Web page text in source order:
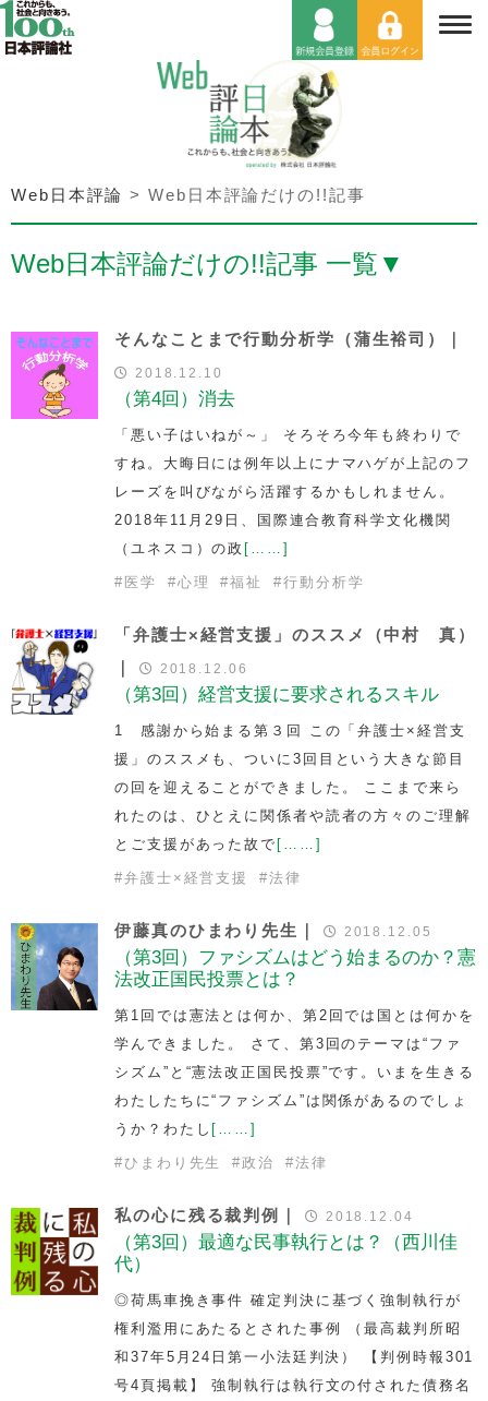
Web日本評論 >Web日本評論だけの!!記事
Web日本評論だけの!!記事 一覧 ▼
そんなことまで行動分析学（蒲生裕司）｜
2018.12.10
（第4回）消去
「悪い子はいねが～」 そろそろ今年も終わりで
すね。大晦日には例年以上にナマハゲが上記のフ
レーズを叫びながら活躍するかもしれません。
2018年11月29日、国際連合教育科学文化機関
（ユネスコ）の政 [……]
# 医学 #心理 #福祉 #行動分析学
「弁護士×経営支援」のススメ（中村 真）
2018.12.06
（第3回）経営支援に要求されるスキル
1 感謝から始まる第３回 この「弁護士×経営支
援」のススメも、ついに3回目という大きな節目
の回を迎えることができました。 ここまで来ら
れたのは、ひとえに関係者や読者の方々のご理解
とご支援があった故で [……]
#弁護士×経営支援 #法律
伊藤真のひまわり先生｜ 2018.12.05
（第3回）ファシズムはどう始まるのか？憲
法改正国民投票とは？
第1回では憲法とは何か、第2回では国とは何かを
学んできました。 さて、第3回のテーマは“ファ
シズム”と“憲法改正国民投票”です。いまを生きる
わたしたちに“ファシズム”は関係があるのでしょ
うか？わたし [……]
#ひまわり先生 #政治 #法律
私の心に残る裁判例｜ 2018.12.04
（第3回）最適な民事執行とは？（西川佳
代）
◎荷馬車挽き事件 確定判決に基づく強制執行が
権利濫用にあたるとされた事例 （最高裁判所昭
和37年5月24日第一小法廷判決） 【判例時報301
号4頁掲載】 強制執行は執行文の付された債務名